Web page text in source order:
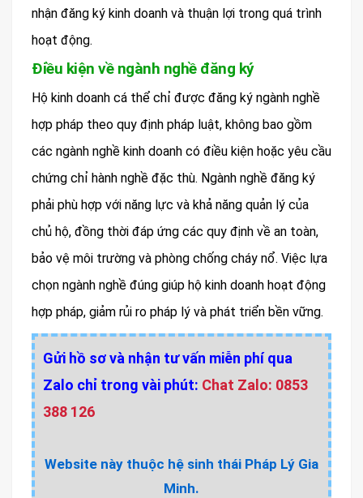
nhận đăng ký kinh doanh và thuận lợi trong quá trình
hoạt động.
Điều kiện về ngành nghề đăng ký
Hộ kinh doanh cá thể chỉ được đăng ký ngành nghề
hợp pháp theo quy định pháp luật, không bao gồm
các ngành nghề kinh doanh có điều kiện hoặc yêu cầu
chứng chỉ hành nghề đặc thù. Ngành nghề đăng ký
phải phù hợp với năng lực và khả năng quản lý của
chủ hộ, đồng thời đáp ứng các quy định về an toàn,
bảo vệ môi trường và phòng chống cháy nổ. Việc lựa
chọn ngành nghề đúng giúp hộ kinh doanh hoạt động
hợp pháp, giảm rủi ro pháp lý và phát triển bền vững.
Gửi hồ sơ và nhận tư vấn miễn phí qua
Zalo chỉ trong vài phút: Chat Zalo: 0853
388 126
Website này thuộc hệ sinh thái Pháp Lý Gia
Minh.